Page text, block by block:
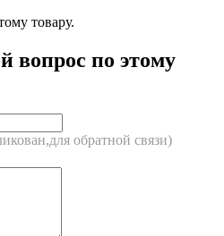
товару.
вопрос по этому
обратной связи)